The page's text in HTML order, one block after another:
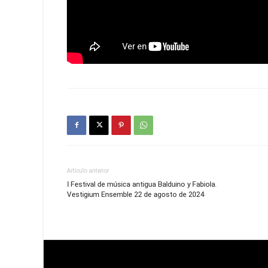
Artículo anterior
I Festival de música antigua Balduino y Fabiola.
Vestigium Ensemble 22 de agosto de 2024